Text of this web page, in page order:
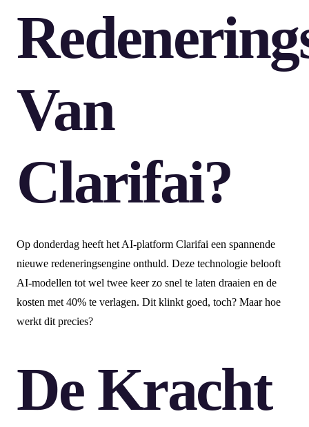
Van
Clarifai?
Op donderdag heeft het AI-platform Clarifai een spannende
nieuwe redeneringsengine onthuld. Deze technologie belooft
AI-modellen tot wel twee keer zo snel te laten draaien en de
kosten met 40% te verlagen. Dit klinkt goed, toch? Maar hoe
werkt dit precies?
De Kracht